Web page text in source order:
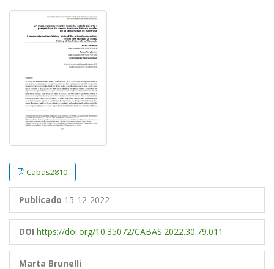
Cabas2810
Publicado 15-12-2022
DOI https://doi.org/10.35072/CABAS.2022.30.79.011
Marta Brunelli